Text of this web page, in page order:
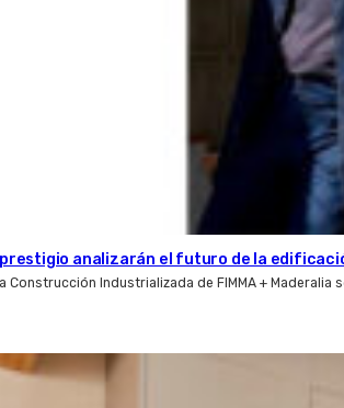
analizarán el futuro de la
Construcción Industrializada de FIMMA +